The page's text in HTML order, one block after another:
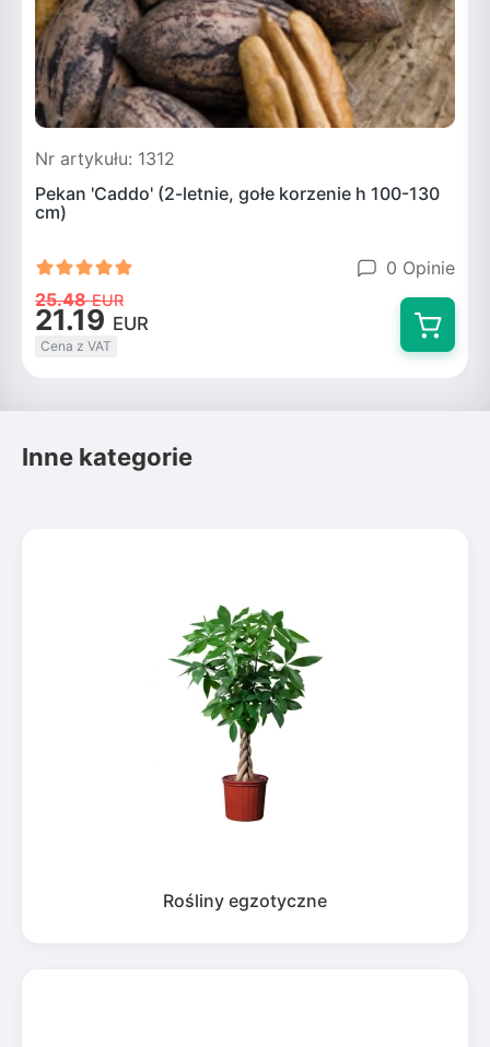
Nr artykułu: 1312
Pekan 'Caddo' (2-letnie, gołe korzenie h 100-130
cm)
0 Opinie
25.48 EUR
21.19 EUR
Cena z VAT
Inne kategorie
Rośliny egzotyczne